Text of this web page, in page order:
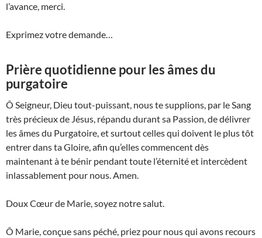
l’avance, merci.
Exprimez votre demande…
Prière quotidienne pour les âmes du
purgatoire
Ô Seigneur, Dieu tout-puissant, nous te supplions, par le Sang
très précieux de Jésus, répandu durant sa Passion, de délivrer
les âmes du Purgatoire, et surtout celles qui doivent le plus tôt
entrer dans ta Gloire, afin qu’elles commencent dès
maintenant à te bénir pendant toute l’éternité et intercèdent
inlassablement pour nous. Amen.
Doux Cœur de Marie, soyez notre salut.
Ô Marie, conçue sans péché, priez pour nous qui avons recours